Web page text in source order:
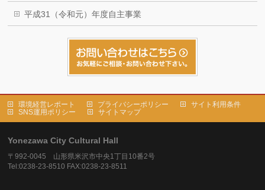
平成31（令和元）年度自主事業
環境経営レポート プライバシーポリシー
サイト利用条件
SNS運用ポリシー
サイトマップ
Yonezawa City Cultural Hall
〒992-0045 山形県米沢市中央1丁目10番2号
Tel:0238-23-8510 FAX:0238-23-8511